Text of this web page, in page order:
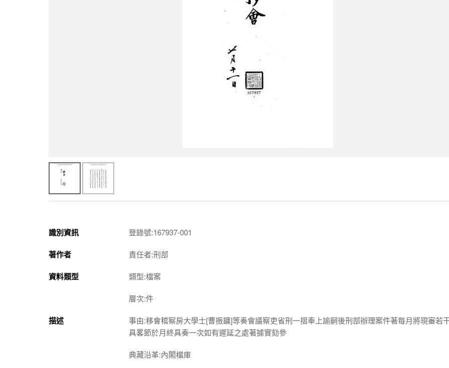
識別資訊 登錄號:167937-001
著作者 責任者:刑部
資料類型 類型:檔案
層次:件
描述
事由:移會稽察房大學士[曹振鏞]等奏會議察吏省刑一摺奉上諭嗣後刑部辦理案件著每月將現審若
具畧節於月終具奏一次如有遲延之處著據實劾參
典藏沿革:內閣檔庫